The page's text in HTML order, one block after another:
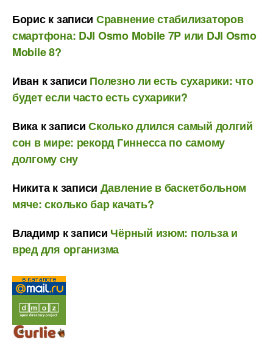
Бориск записи Сравнение стабилизаторов
смартфона: DJI Osmo Mobile 7P или DJI Osmo
Mobile 8?
Иван к записи Полезно ли есть сухарики: что
будет если часто есть сухарики?
Викак записиСколько длился самый долгий
сон в мире: рекорд Гиннесса по самому
долгому сну
Никитак записи Давление в баскетбольном
мяче: сколько бар качать?
Владимр к записи Чёрный изюм: польза и
вред для организма